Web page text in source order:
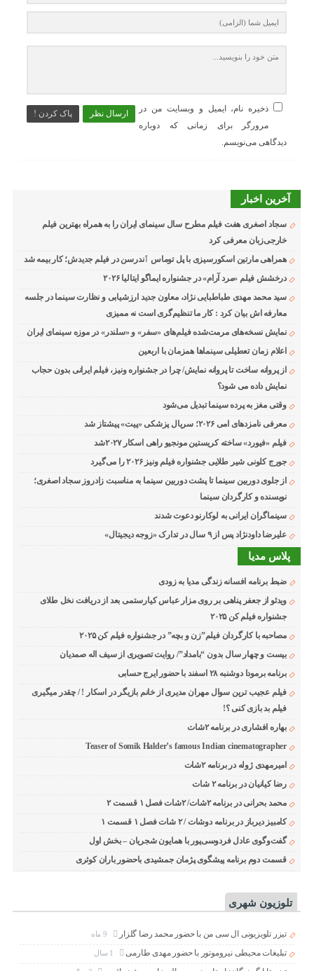
ارسال نظر پاک کردن !
ذخیره نام، ایمیل و وبسایت من در
مرورگر برای زمانی که دوباره
دیدگاهی می‌نویسم.
آخرین اخبار
سجاد اصغری هفت فیلم مطرح سال سینمای ایران را به همراه بهترین فیلم
خارجی‌زبان معرفی کرد
همراهی مارتین اسکورسیزی با پل توماس ٱندرسن در فیلم جدیدش؛ کار بیمه شد
درخشش فیلم «مرد آرام» در جشنواره ایماگو ایتالیا ۲۰۲۶
سید محمد مهدی طباطبایی نژاد، معاون جدید ارزشیابی و نظارت سینما در جلسه
معارفه اش بیان کرد : کار ما تنظیم‌گری است نه ممیزی
نمایش نسخه‌های مرمت‌شده فیلم‌های «سفر» و «سلندر» در موزه سینمای ایران
اعلام زمان تعطیلی سینماها همزمان با اربعین
از پروانه ساخت تا پروانه نمایش/ چرا در جشنواره ونیز، فیلم ایرانی بدون حجاب
نمایش داده می شود؟
وقتی مغز به پرده سینما تبدیل می‌شود
معرفی نامزدهای امی ۲۰۲۶؛ سریال پزشکی «پیت» پیشتاز شد
فیلم «فیورد» ساخته کریستین مونجیو راهی اسکار ۲۰۲۷شد
جورج کلونی شیر طلایی جشنواره فیلم ونیز ۲۰۲۶ را می‌گیرد
از جلوی دوربین سینما تا پشت دوربین سینما به مناسبت زادروز سجاد اصغری؛
نویسنده و کارگردان سینما
سینماگران ایرانی به لوکارنو دعوت شدند
علیرضا داودنژاد پس از ۹ سال در تدارک «زوجه دیجیتال»
پلاس مدیا
ضبط برنامه افسانه زندگی مدیا به زودی
ویدئو از جعفر پناهی بر روی مزار عباس کیارستمی بعد از دریافت نخل طلای
جشنواره فیلم کن ۲۰۲۵
مصاحبه با کارگردان فیلم”زن و بچه” در جشنواره فیلم کن ۲۰۲۵
بیست و چهار سال بدون “بامداد”/ روایت تصویری از سیف اله صمدیان
برنامه برمودا دوشنبه ۲۸ اسفند با حضور ایرج حسابی
فیلم عجیب ترین سوال مهران مدیری از خانم بازیگر در اسکار ! / چقدر میگیری
فیلم بد بازی کنی ؟!
بهاره افشاری در برنامه ۲شات
Teaser of Somik Halder’s famous Indian cinematographer
امیرمهدی ژوله در برنامه ۲شات
رضا کیانیان در برنامه ۲ شات
محمد بحرانی در برنامه ۲شات/ ۲شات فصل ۱ قسمت ۲
کامبیز دیرباز در برنامه دوشات / ۲ شات فصل ۱ قسمت ۱
گفت‌وگوی عادل فردوسی‌پور با همایون شجریان – بخش اول
قسمت دوم برنامه پیشگوی پژمان جمشیدی باحضور باران کوثری
تلوزیون شهری
تیزر تلویزیونی ال سی من با حضور محمد رضا گلزار
تبلیغات محیطی نیروموتور با حضور مهدی طارمی